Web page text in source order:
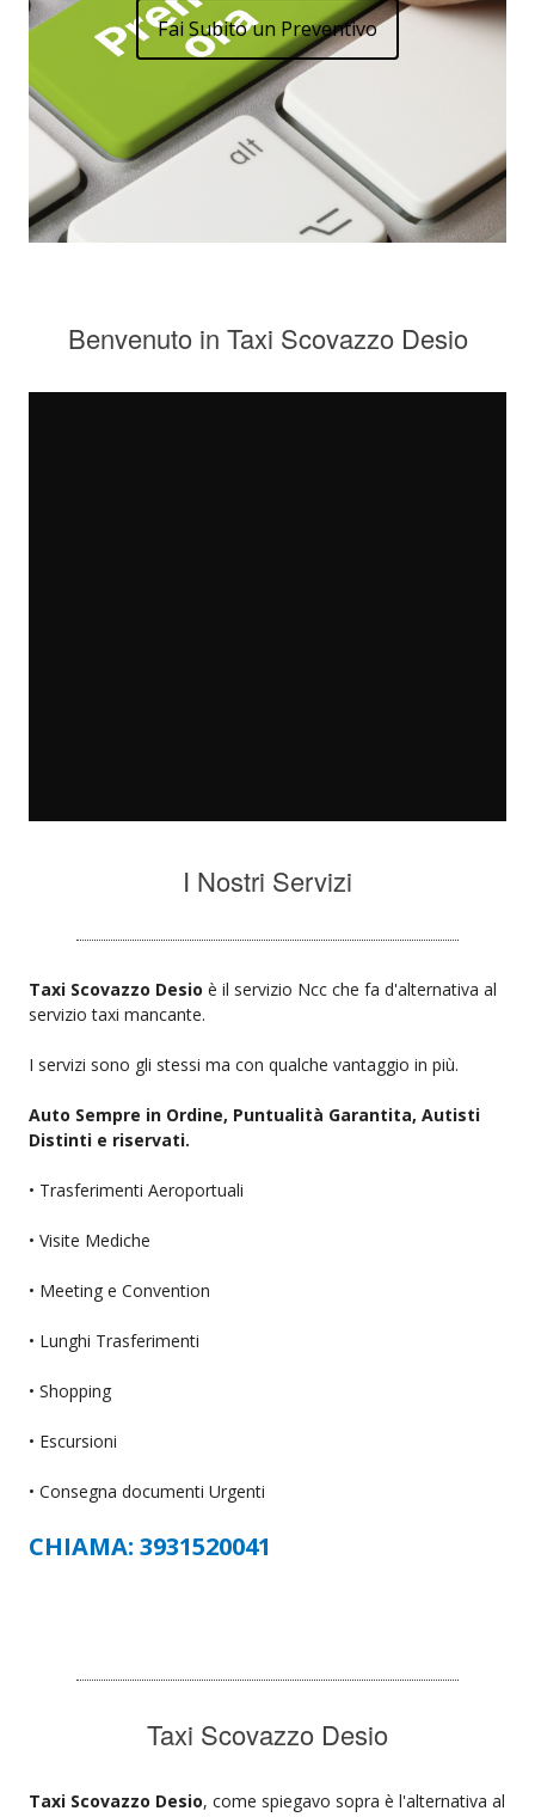
Fai Subito un Preventivo
Benvenuto in Taxi Scovazzo Desio
I Nostri Servizi
Taxi Scovazzo Desio è il servizio Ncc che fa d'alternativa al
servizio taxi mancante.
I servizi sono gli stessi ma con qualche vantaggio in più.
Auto Sempre in Ordine, Puntualità Garantita, Autisti
Distinti e riservati.
• Trasferimenti Aeroportuali
• Visite Mediche
• Meeting e Convention
• Lunghi Trasferimenti
• Shopping
• Escursioni
• Consegna documenti Urgenti
CHIAMA: 3931520041
Taxi Scovazzo Desio
Taxi Scovazzo Desio, come spiegavo sopra è l'alternativa al